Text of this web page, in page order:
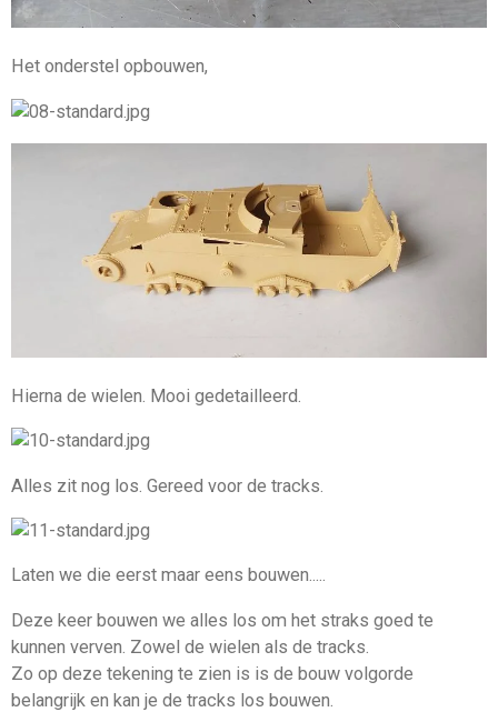
Het onderstel opbouwen,
Hierna de wielen. Mooi gedetailleerd.
Alles zit nog los. Gereed voor de tracks.
Laten we die eerst maar eens bouwen.....
Deze keer bouwen we alles los om het straks goed te
kunnen verven. Zowel de wielen als de tracks.
Zo op deze tekening te zien is is de bouw volgorde
belangrijk en kan je de tracks los bouwen.